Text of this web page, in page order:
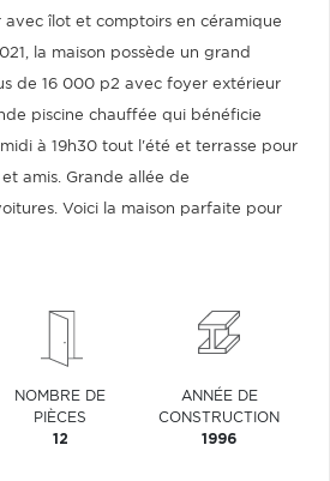
avec îlot et comptoirs en céramique
la maison possède un grand
de 16 000 p2 avec foyer extérieur
piscine chauffée qui bénéficie
à 19h30 tout l'été et terrasse pour
amis. Grande allée de
Voici la maison parfaite pour
NOMBRE DE
PIÈCES
12
ANNÉE DE
CONSTRUCTION
1996